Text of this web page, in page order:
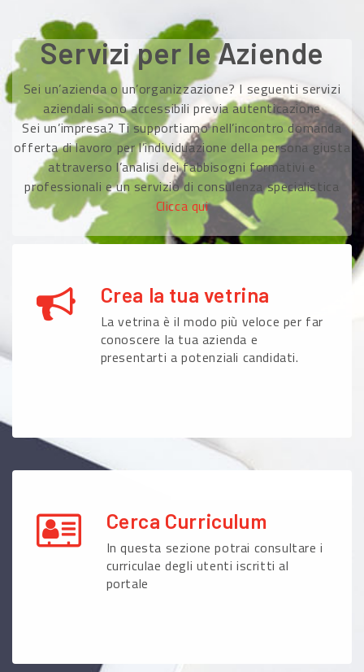
Servizi per le Aziende
Sei un’azienda o un’organizzazione? I seguenti servizi
aziendali sono accessibili previa autenticazione
Sei un’impresa? Ti supportiamo nell’incontro domanda
offerta di lavoro per l’individuazione della persona giusta
attraverso l’analisi dei fabbisogni formativi e
professionali e un servizio di consulenza specialistica
Clicca qui
Crea la tua vetrina
La vetrina è il modo più veloce per far
conoscere la tua azienda e
presentarti a potenziali candidati.
Cerca Curriculum
In questa sezione potrai consultare i
curriculae degli utenti iscritti al
portale